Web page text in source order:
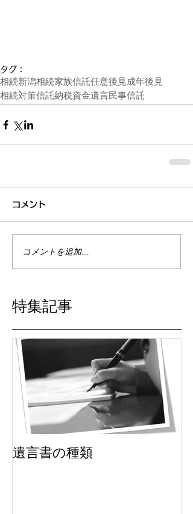
タグ：
相続新潟相続家族信託任意後見成年後見
相続対策信託納税資金遺言民事信託
コメント
コメントを追加…
特集記事
遺言書の種類